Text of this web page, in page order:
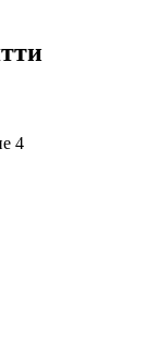
4